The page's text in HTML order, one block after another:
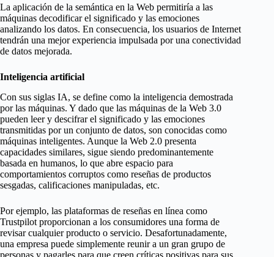
La aplicación de la semántica en la Web permitiría a las
máquinas decodificar el significado y las emociones
analizando los datos. En consecuencia, los usuarios de Internet
tendrán una mejor experiencia impulsada por una conectividad
de datos mejorada.
Inteligencia artificial
Con sus siglas IA, se define como la inteligencia demostrada
por las máquinas. Y dado que las máquinas de la Web 3.0
pueden leer y descifrar el significado y las emociones
transmitidas por un conjunto de datos, son conocidas como
máquinas inteligentes. Aunque la Web 2.0 presenta
capacidades similares, sigue siendo predominantemente
basada en humanos, lo que abre espacio para
comportamientos corruptos como reseñas de productos
sesgadas, calificaciones manipuladas, etc.
Por ejemplo, las plataformas de reseñas en línea como
Trustpilot proporcionan a los consumidores una forma de
revisar cualquier producto o servicio. Desafortunadamente,
una empresa puede simplemente reunir a un gran grupo de
personas y pagarles para que creen críticas positivas para sus